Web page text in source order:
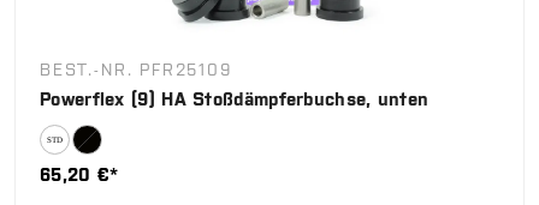
BEST.-NR. PFR25109
Powerflex (9) HA Stoßdämpferbuchse, unten
65,20 €*